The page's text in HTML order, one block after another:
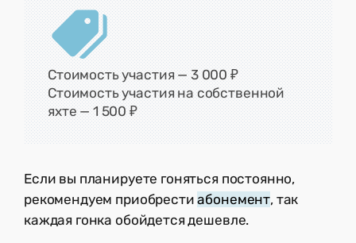
Стоимость участия — 3 000 ₽
Стоимость участия на собственной
яхте — 1 500 ₽
Если вы планируете гоняться постоянно,
рекомендуем приобрестиабонемент, так
каждая гонка обойдется дешевле.